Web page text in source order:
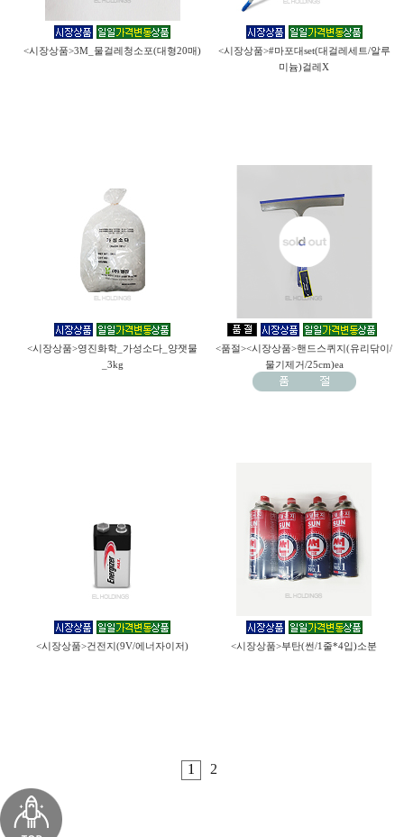
<시장상품>3M_물걸레청소포(대형20매)
<시장상품>#마포대set(대걸레세트/알루
미늄)걸레X
<시장상품>영진화학_가성소다_양잿물
_3kg
<품절><시장상품>핸드스퀴지(유리닦이/
물기제거/25cm)ea
<시장상품>건전지(9V/에너자이저) <시장상품>부탄(썬/1줄*4입)소분
1 2